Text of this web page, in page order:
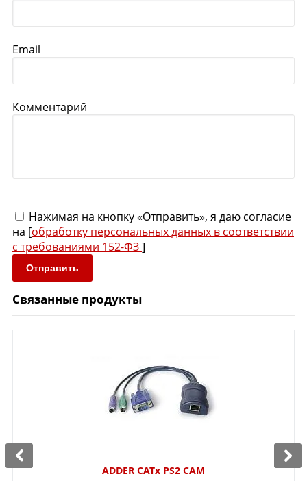
Email
Комментарий
Нажимая на кнопку «Отправить», я даю согласие
на [обработку персональных данных в соответствии
с требованиями 152-ФЗ]
Отправить
Связанные продукты
ADDER CATx PS2 CAM